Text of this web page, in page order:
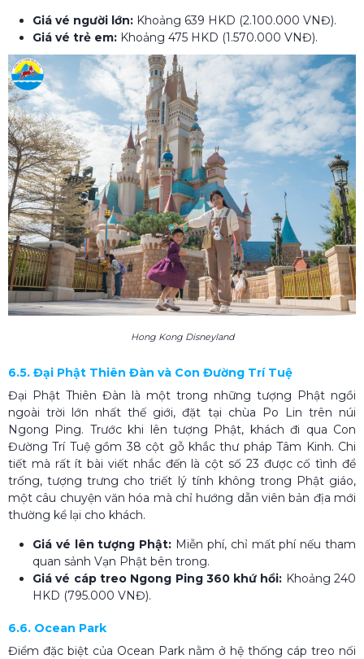
Giá vé người lớn: Khoảng 639 HKD (2.100.000 VNĐ).
Giá vé trẻ em: Khoảng 475 HKD (1.570.000 VNĐ).
Hong Kong Disneyland
6.5. Đại Phật Thiên Đàn và Con Đường Trí Tuệ
Đại Phật Thiên Đàn là một trong những tượng Phật ngồi
ngoài trời lớn nhất thế giới, đặt tại chùa Po Lin trên núi
Ngong Ping. Trước khi lên tượng Phật, khách đi qua Con
Đường Trí Tuệ gồm 38 cột gỗ khắc thư pháp Tâm Kinh. Chi
tiết mà rất ít bài viết nhắc đến là cột số 23 được cố tình để
trống, tượng trưng cho triết lý tính không trong Phật giáo,
một câu chuyện văn hóa mà chỉ hướng dẫn viên bản địa mới
thường kể lại cho khách.
Giá vé lên tượng Phật: Miễn phí, chỉ mất phí nếu tham
quan sảnh Vạn Phật bên trong.
Giá vé cáp treo Ngong Ping 360 khứ hồi: Khoảng 240
HKD (795.000 VNĐ).
6.6. Ocean Park
Điểm đặc biệt của Ocean Park nằm ở hệ thống cáp treo nối